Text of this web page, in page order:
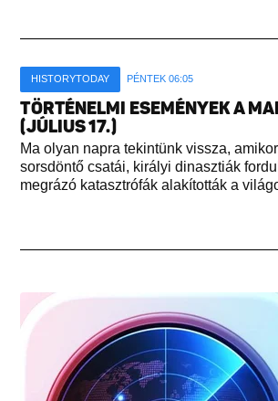
HISTORYTODAY PÉNTEK 06:05
TÖRTÉNELMI ESEMÉNYEK A
(JÚLIUS 17.)
Ma olyan napra tekintünk vissza,
sorsdöntő csatái, királyi dinasztiák
megrázó katasztrófák alakították a